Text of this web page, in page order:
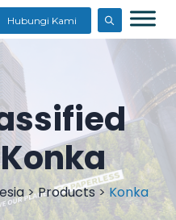
Hubungi Kami
Konka
>Products> Konka